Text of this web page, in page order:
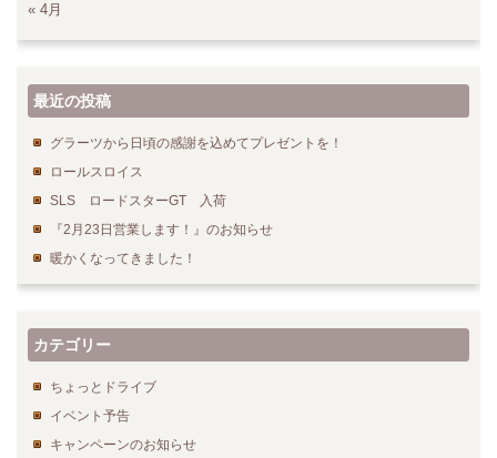
« 4月
最近の投稿
グラーツから日頃の感謝を込めてプレゼントを！
ロールスロイス
SLS ロードスターGT 入荷
『2月23日営業します！』のお知らせ
暖かくなってきました！
カテゴリー
ちょっとドライブ
イベント予告
キャンペーンのお知らせ